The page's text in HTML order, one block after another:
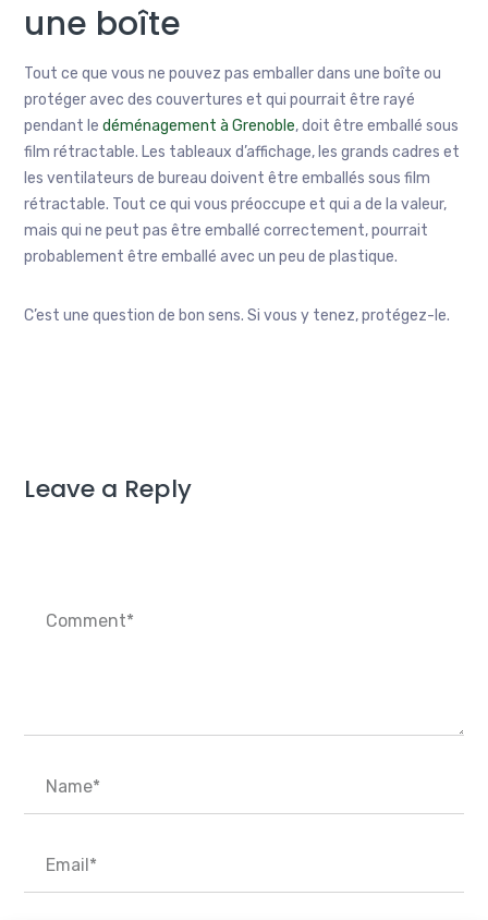
une boîte
Tout ce que vous ne pouvez pas emballer dans une boîte ou
protéger avec des couvertures et qui pourrait être rayé
pendant ledéménagement à Grenoble, doit être emballé sous
film rétractable. Les tableaux d’affichage, les grands cadres et
les ventilateurs de bureau doivent être emballés sous film
rétractable. Tout ce qui vous préoccupe et qui a de la valeur,
mais qui ne peut pas être emballé correctement, pourrait
probablement être emballé avec un peu de plastique.
C’est une question de bon sens. Si vous y tenez, protégez-le.
Leave a Reply